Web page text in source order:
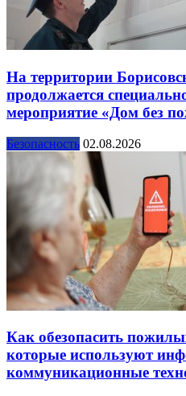
На территории
продолжается
мероприятие «Дом без
Безопасность 02.08.2026
Как обезопасить
которые используют
коммуникационные